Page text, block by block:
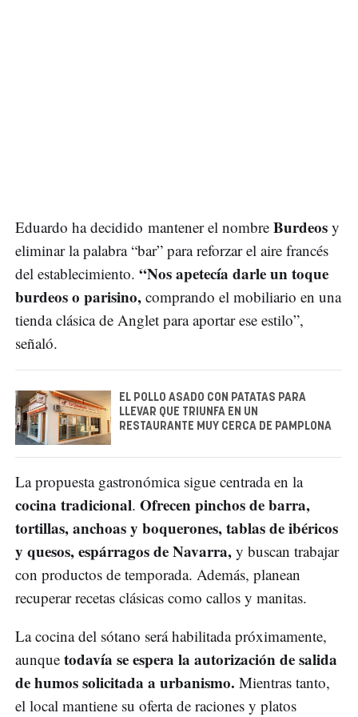
Eduardo ha decidido mantener el nombre Burdeos y
eliminar la palabra “bar” para reforzar el aire francés
del establecimiento. “Nos apetecía darle un toque
burdeos o parisino, comprando el mobiliario en una
tienda clásica de Anglet para aportar ese estilo”,
señaló.
EL POLLO ASADO CON PATATAS PARA
LLEVAR QUE TRIUNFA EN UN
RESTAURANTE MUY CERCA DE PAMPLONA
La propuesta gastronómica sigue centrada en la
cocina tradicional. Ofrecen pinchos de barra,
tortillas, anchoas y boquerones, tablas de ibéricos
y quesos, espárragos de Navarra, y buscan trabajar
con productos de temporada. Además, planean
recuperar recetas clásicas como callos y manitas.
La cocina del sótano será habilitada próximamente,
aunque todavía se espera la autorización de salida
de humos solicitada a urbanismo. Mientras tanto,
el local mantiene su oferta de raciones y platos